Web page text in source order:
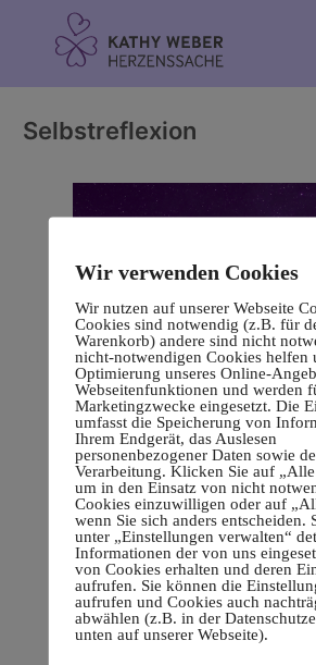
Selbstreflexion
Wir verwenden Cookies
Wir nutzen auf unserer Webseite
Cookies sind notwendig (z.B. für
Warenkorb) andere sind nicht
nicht-notwendigen Cookies helfen
Optimierung unseres Online-
Webseitenfunktionen und werden
Marketingzwecke eingesetzt. Die
umfasst die Speicherung von
Ihrem Endgerät, das Auslesen
personenbezogener Daten sowie
Verarbeitung. Klicken Sie auf „Alle
um in den Einsatz von nicht
Cookies einzuwilligen oder auf
wenn Sie sich anders entscheiden.
unter „Einstellungen verwalten“
Informationen der von uns
von Cookies erhalten und deren
aufrufen. Sie können die
aufrufen und Cookies auch
abwählen (z.B. in der
unten auf unserer Webseite).